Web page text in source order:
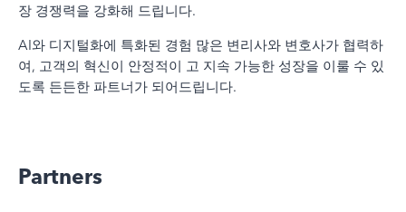
장 경쟁력을 강화해 드립니다.
AI와 디지털화에 특화된 경험 많은 변리사와 변호사가 협력하
여, 고객의 혁신이 안정적이 고 지속 가능한 성장을 이룰 수 있
도록 든든한 파트너가 되어드립니다.
Partners